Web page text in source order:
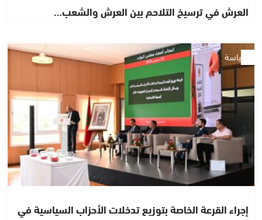
العرش في ترسيخ التلاحم بين العرش والشعب…
سياسة
إجراء القرعة الخاصة بتوزيع تدخلات الأحزاب السياسية في